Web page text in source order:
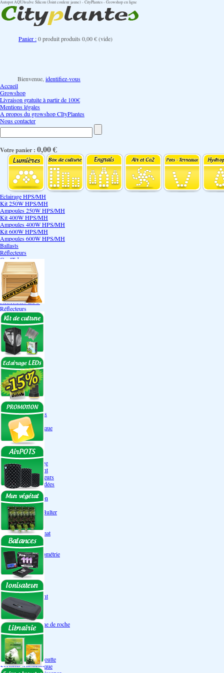
Autopot AQUAvalve Silicon (Joint couleur jaune) - CityPlantes - Growshop en ligne
Panier :0produitproduits 0,00 €(vide)
Bienvenue, identifiez-vous
Accueil
Growshop
Livraison gratuite à partir de 100€
Mentions légales
A propos du growshop CItyPlantes
Nous contacter
Votre panier : 0,00 €
Eclairage HPS/MH
Kit 250W HPS/MH
Ampoules 250W HPS/MH
Kit 400W HPS/MH
Ampoules 400W HPS/MH
Kit 600W HPS/MH
Ampoules 600W HPS/MH
Ballasts
Réflecteurs
CoolTube
Accessoires
Eclairages LEDs
Eclairages ECO
Kits ECO
Ampoules ECO
Réflecteurs ECO
Réflecteurs
Accessoires
Box Discount
Box par marque
Hortibox
Homebox
Dark Room II
GrowLab
Box par taille
Box 40 cm
Box 60 cm
Box 80-90 cm
Box 120 cm
Autres tailles Box
Box double étages
Engrais par familles
Engrais terre
Engrais hydroponique
Engrais-Coco
Boosters
Engrais Pack
Enzymes
Solutions de rinçage
Promotion Discount
Accessoires et doseurs
Engrais pour orchidées
Correcteurs PH
Extraction/Intraction
Ventilation
Ioniseur d'air -AirBulter
Filtre anti-odeur
Diffusion CO²
Contrôleurs de climat
Silencieux
Gaines
Température Hygrométrie
Humidificateurs
Accessoires
Pots - Substrats
Soucoupe
Air Pots originaux
Promotion Discount
Terraux
Autres substrats
Fibre Coco
Billes d'argile- Laine de roche
Irrigation
Orchidées
Système NFT
Ultraponie
Système goutte à goutte
Système Aéroponique